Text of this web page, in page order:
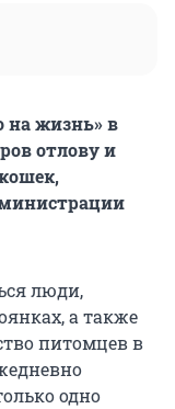
жизнь» в
отлову и
люди,
а также
питомцев в
одно